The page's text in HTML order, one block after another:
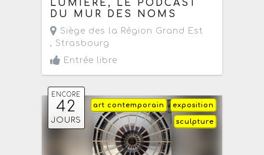
LUMIÈRE, LE PODCAST
DU MUR DES NOMS
Siège des la Région Grand Est
, Strasbourg
Entrée libre
ENCORE
42
JOURS
exposition
art contemporain
sculpture